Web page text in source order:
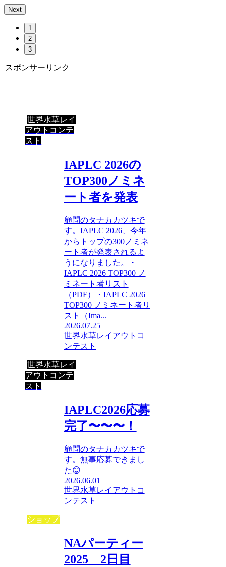
Next
1
2
3
スポンサーリンク
世界水草レイ
アウトコンテ
スト
IAPLC 2026の
TOP300ノミネ
ート者を発表
顧問のタナカカツキで
す。IAPLC 2026、今年
からトップの300ノミネ
ート者が発表されるよ
うになりました。・
IAPLC 2026 TOP300 ノ
ミネート者リスト
（PDF）・IAPLC 2026
TOP300 ノミネート者リ
スト（Ima...
2026.07.25
世界水草レイアウトコ
ンテスト
世界水草レイ
アウトコンテ
スト
IAPLC2026応募
完了〜〜〜！
顧問のタナカカツキで
す。無事応募できまし
た😊
2026.06.01
世界水草レイアウトコ
ンテスト
ショップ
NAパーティー
2025 2日目